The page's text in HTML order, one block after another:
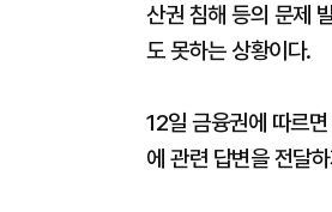
산권 침해 등의 문제
도 못하는 상황이다.
12일 금융권에 따르
에 관련 답변을 전달